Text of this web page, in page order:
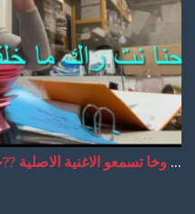
من دبا غادي تبقاو تسمعو ترجمة ديالي وخا تسمعو الاغنية الاصلية ??حفضو كلامي وتلقو الاصلية من بعد